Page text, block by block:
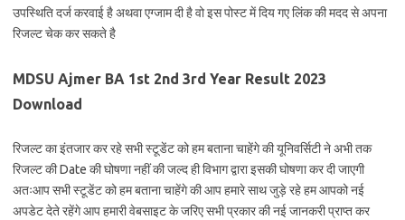
उपस्थिति दर्ज करवाई है अथवा एग्जाम दी है वो इस पोस्ट में दिय गए लिंक की मदद से अपना
रिजल्ट चेक कर सकते है
MDSU Ajmer BA 1st 2nd 3rd Year Result 2023
Download
रिजल्ट का इंतजार कर रहे सभी स्टूडेंट को हम बताना चाहेंगे की यूनिवर्सिटी ने अभी तक
रिजल्ट की Date की घोषणा नहीं की जल्द ही विभाग द्वारा इसकी घोषणा कर दी जाएगी
अतःआप सभी स्टूडेंट को हम बताना चाहेंगे की आप हमारे साथ जुड़े रहे हम आपको नई
अपडेट देते रहेंगे आप हमारी वेबसाइट के जरिए सभी प्रकार की नई जानकरी प्राप्त कर